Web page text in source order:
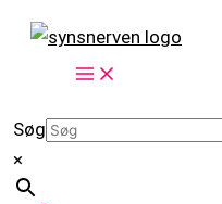
indholdet
Søg
×